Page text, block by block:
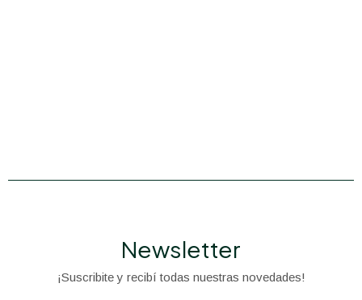
Newsletter
¡Suscribite y recibí todas nuestras novedades!